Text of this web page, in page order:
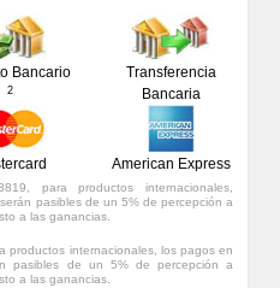
Bancario
2
Transferencia
Bancaria
American Express
para productos internacionales,
pasibles de un 5% de percepción a
a las ganancias.
productos internacionales, los pagos en
pasibles de un 5% de percepción a
a las ganancias.